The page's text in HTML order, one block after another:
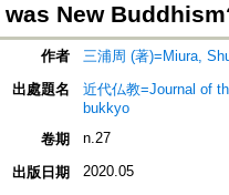
was New
作者
三浦周 (著)=Miura,
出處題名
近代仏教=Journal of
bukkyo
卷期
n.27
出版日期 2020.05